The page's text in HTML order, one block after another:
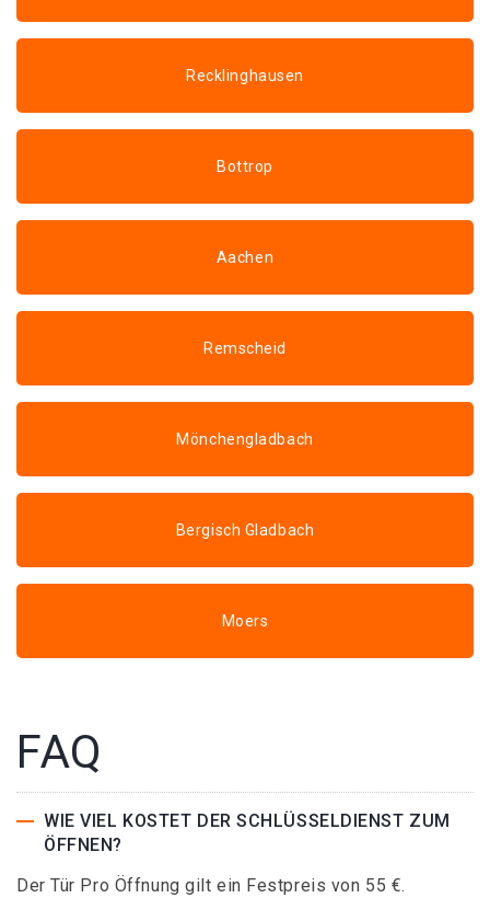
Recklinghausen
Bottrop
Aachen
Remscheid
Mönchengladbach
Bergisch Gladbach
Moers
FAQ
WIE VIEL KOSTET DER SCHLÜSSELDIENST ZUM
ÖFFNEN?
Der Tür Pro Öffnung gilt ein Festpreis von 55 €.